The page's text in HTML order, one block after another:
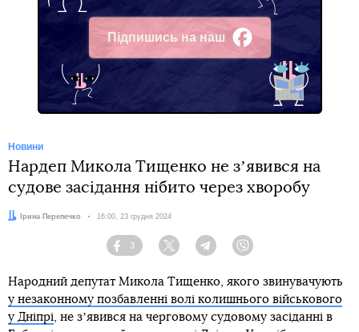
Підпишись на наш
Facebook
Новини
Нардеп Микола Тищенко не зʼявився на
судове засідання нібито через хворобу
Автор:Ірина Перепечко Дата:
16:00, 23 грудня 2024
Facebook
3
Twitter TelegramViber
Народний депутат Микола Тищенко, якого звинувачують
у незаконному позбавленні волі колишнього військового
у Дніпрі, не зʼявився на черговому судовому засіданні в